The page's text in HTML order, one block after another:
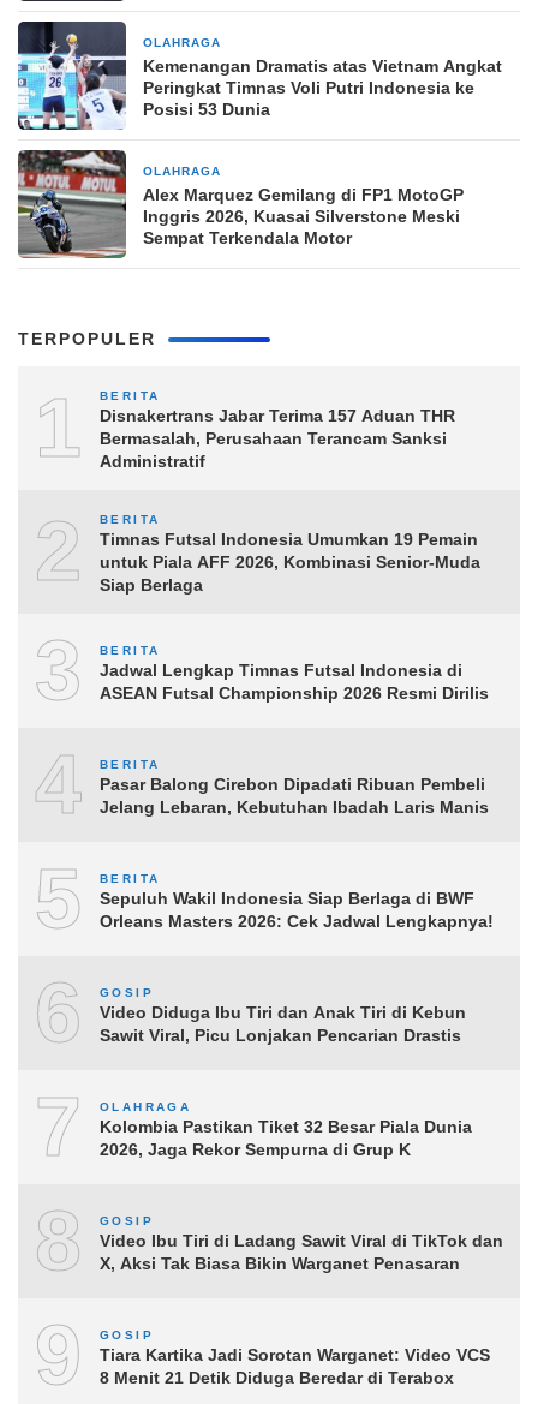
OLAHRAGA
Kemenangan Dramatis atas Vietnam Angkat
Peringkat Timnas Voli Putri Indonesia ke
Posisi 53 Dunia
OLAHRAGA
Alex Marquez Gemilang di FP1 MotoGP
Inggris 2026, Kuasai Silverstone Meski
Sempat Terkendala Motor
TERPOPULER
1 BERITA
Disnakertrans Jabar Terima 157 Aduan THR
Bermasalah, Perusahaan Terancam Sanksi
Administratif
2 BERITA
Timnas Futsal Indonesia Umumkan 19 Pemain
untuk Piala AFF 2026, Kombinasi Senior-Muda
Siap Berlaga
3 BERITA
Jadwal Lengkap Timnas Futsal Indonesia di
ASEAN Futsal Championship 2026 Resmi Dirilis
4 BERITA
Pasar Balong Cirebon Dipadati Ribuan Pembeli
Jelang Lebaran, Kebutuhan Ibadah Laris Manis
5 BERITA
Sepuluh Wakil Indonesia Siap Berlaga di BWF
Orleans Masters 2026: Cek Jadwal Lengkapnya!
6 GOSIP
Video Diduga Ibu Tiri dan Anak Tiri di Kebun
Sawit Viral, Picu Lonjakan Pencarian Drastis
7 OLAHRAGA
Kolombia Pastikan Tiket 32 Besar Piala Dunia
2026, Jaga Rekor Sempurna di Grup K
8 GOSIP
Video Ibu Tiri di Ladang Sawit Viral di TikTok dan
X, Aksi Tak Biasa Bikin Warganet Penasaran
9 GOSIP
Tiara Kartika Jadi Sorotan Warganet: Video VCS
8 Menit 21 Detik Diduga Beredar di Terabox